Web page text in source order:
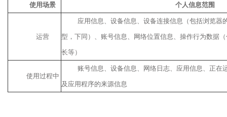
使用场景 个人信息范围
运营
应用信息、设备信息、设备连接信息（包括浏览器
型，下同）、账号信息、网络位置信息、操作行为数据
长等）
使用过程中
账号信息、设备信息、网络日志、应用信息、正在
及应用程序的来源信息